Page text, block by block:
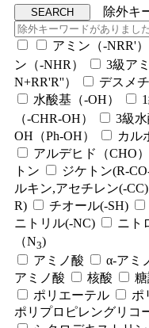
除外キ
アミン（-NRR'）
ン（-NHR）
3級ア
N+RR'R''）
デスメ
水酸基（-OH）
（-CHR-OH）
3級水
OH（Ph-OH）
カル
アルデヒド（CHO）
トン
ジケトン(R-
ルキン,アセチレン(-CC)
R)
チオール(-SH)
ニトリル(-NC)
ニト
（N3)
アミノ酸
α-アミ
アミノ酸
核酸
ポリエーテル
ポ
ポリプロピレングリコ